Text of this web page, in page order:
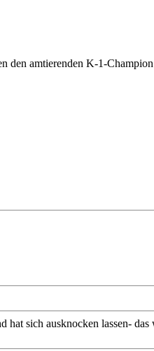
den amtierenden K-1-Champion
sich ausknocken lassen-